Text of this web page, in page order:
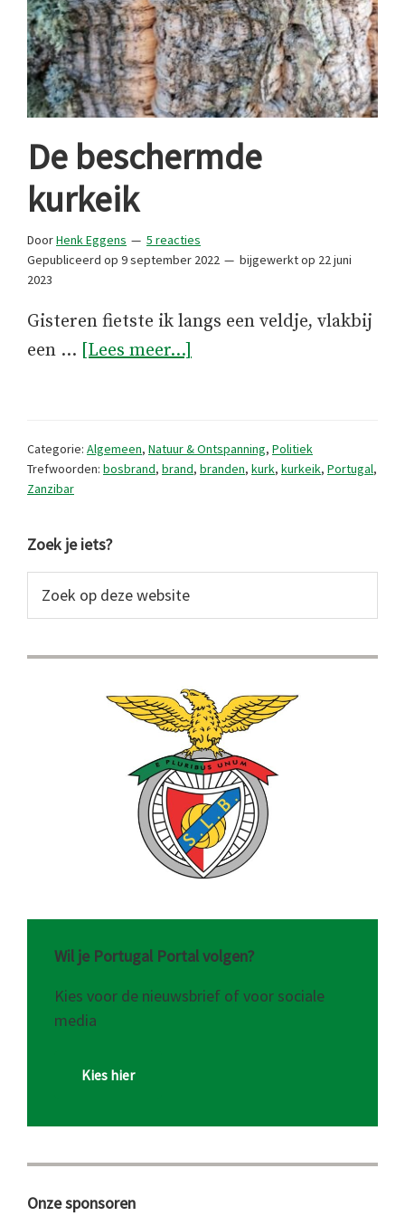
De beschermde
kurkeik
DoorHenk Eggens
5 reacties
Gepubliceerd op 9 september 2022 bijgewerkt op 22 juni
2023
Gisteren fietste ik langs een veldje, vlakbij
een … [Lees meer...]
Categorie: Algemeen, Natuur & Ontspanning, Politiek
Trefwoorden: bosbrand, brand, branden, kurk, kurkeik, Portugal,
Zanzibar
Primaire
Sidebar
Zoek je iets?
op
website
Wil je Portugal Portal volgen?
Kies voor de nieuwsbrief of voor sociale
media
Kies hier
Onze sponsoren